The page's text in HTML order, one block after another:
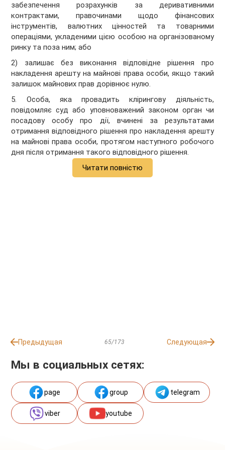
забезпечення розрахунків за деривативними
контрактами, правочинами щодо фінансових
інструментів, валютних цінностей та товарними
операціями, укладеними цією особою на організованому
ринку та поза ним; або
2) залишає без виконання відповідне рішення про
накладення арешту на майнові права особи, якщо такий
залишок майнових прав дорівнює нулю.
5. Особа, яка провадить клірингову діяльність,
повідомляє суд або уповноважений законом орган чи
посадову особу про дії, вчинені за результатами
отримання відповідного рішення про накладення арешту
на майнові права особи, протягом наступного робочого
дня після отримання такого відповідного рішення.
Читати повністю
Предыдущая 65/173 Следующая
Мы в социальных сетях:
page group telegram
viber youtube